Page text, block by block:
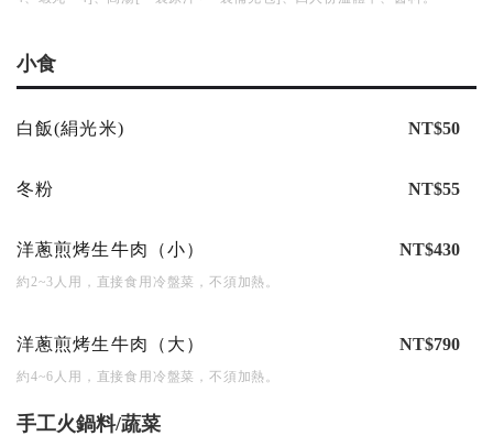
小食
白飯(絹光米) NT$50
冬粉 NT$55
洋蔥煎烤生牛肉（小） NT$430
約2~3人用，直接食用冷盤菜，不須加熱。
洋蔥煎烤生牛肉（大） NT$790
約4~6人用，直接食用冷盤菜，不須加熱。
手工火鍋料/蔬菜